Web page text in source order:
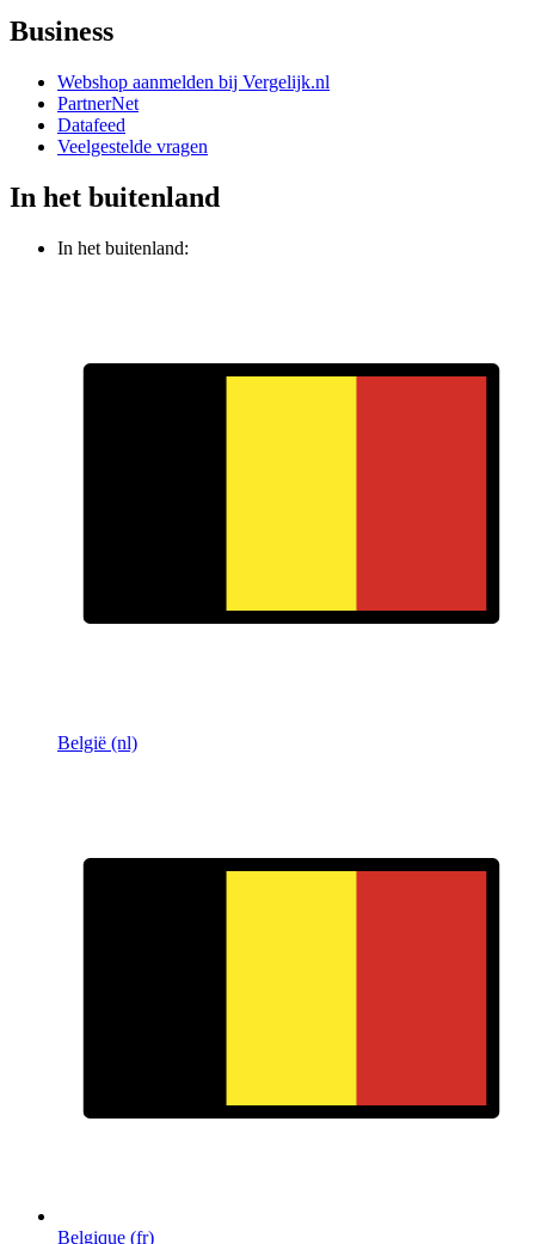
Business
Webshop aanmelden bij Vergelijk.nl
PartnerNet
Datafeed
Veelgestelde vragen
In het buitenland
In het buitenland:
België (nl)
Belgique (fr)